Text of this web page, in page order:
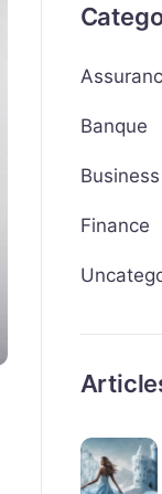
Banque
Business
Finance